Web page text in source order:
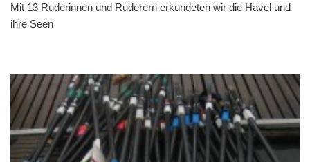
Mit 13 Ruderinnen und Ruderern erkundeten wir die Havel und
ihre Seen